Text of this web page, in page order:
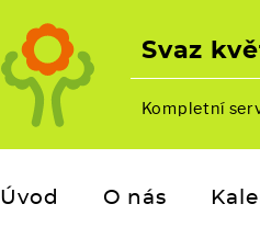
Svaz
Kompletní
Úvod O nás